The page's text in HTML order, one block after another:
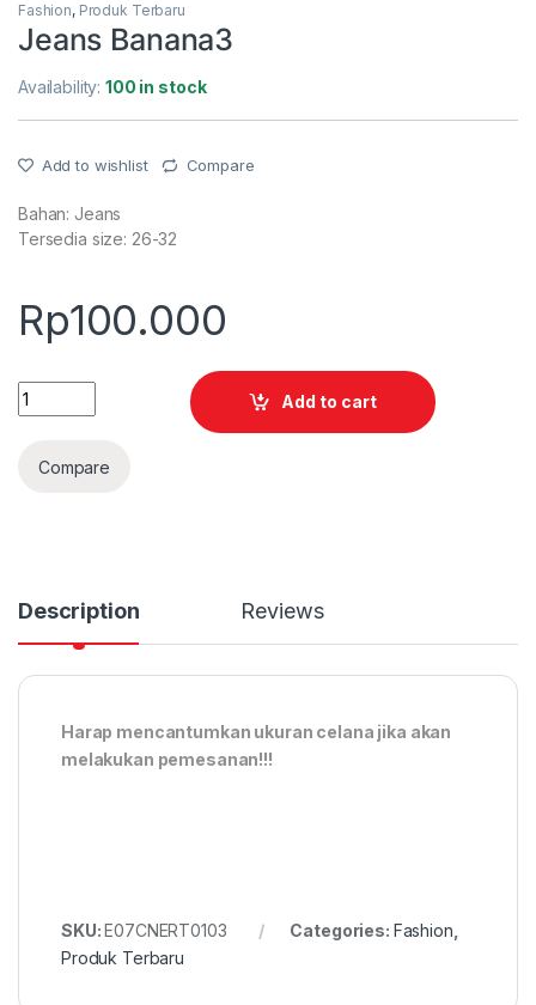
Fashion, Produk Terbaru
Jeans Banana3
Availability:100 in stock
Add to wishlist Compare
Bahan: Jeans
Tersedia size: 26-32
Rp100.000
Quantity
Add to cart
Compare
Description Reviews
Harap mencantumkan ukuran celana jika akan
melakukan pemesanan!!!
SKU:E07CNERT0103 Categories: Fashion
Produk Terbaru